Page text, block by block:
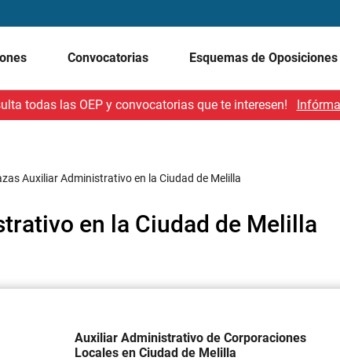
Convocatorias Esquemas de Oposiciones
todas las OEP y convocatorias que te interesen!
Auxiliar Administrativo en la Ciudad de Melilla
en la Ciudad de Melilla
Auxiliar Administrativo de Corporaciones
Locales en Ciudad de Melilla